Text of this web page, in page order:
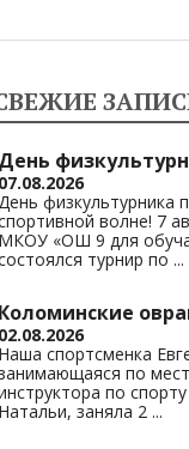
День
07.08.2026
физкультурника
волне! 7
МКОУ «ОШ 9 для
турнир по ...
Коломинские
02.08.2026
Наша спортсменка
по
по
Натальи, заняла 2 ...